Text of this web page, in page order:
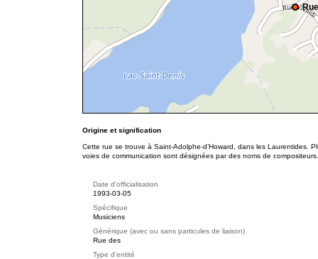
Origine et signification
Cette rue se trouve à Saint-Adolphe-d’Howard, dans les Laurentides.
voies de communication sont désignées par des noms de compositeurs.
Date d'officialisation
1993-03-05
Spécifique
Musiciens
Générique (avec ou sans particules de liaison)
Rue des
Type d'entité